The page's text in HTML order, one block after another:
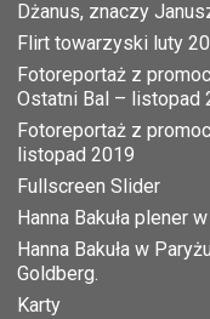
Dżanus, znaczy
Flirt towarzyski luty
Fotoreportaż z
Ostatni Bal – listopad
Fotoreportaż z
listopad 2019
Fullscreen Slider
Hanna Bakuła plener
Hanna Bakuła w
Goldberg.
Karty